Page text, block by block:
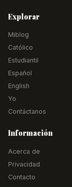
Explorar
Miblog
Católico
Estudiantil
Español
English
Yo
Contáctanos
Información
Acerca de
Privacidad
Contacto